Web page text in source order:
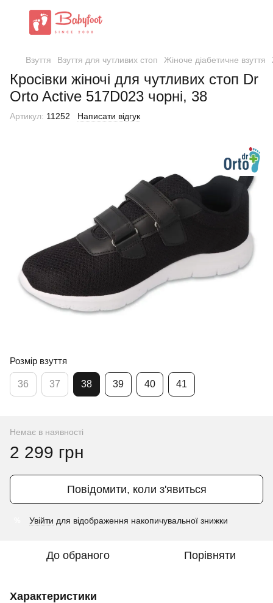
Взуття Взуття для чутливих стоп Жіноче діабетичне взуття
Кросівки жіночі для чутливих стоп Dr
Orto Active 517D023 чорні, 38
Артикул: 11252 Написати відгук
Розмір взуття
36 37 38 39 40 41
Немає в наявності
2 299 грн
Повідомити, коли з'явиться
Увійти для відображення накопичувальної знижки
До обраного Порівняти
Характеристики